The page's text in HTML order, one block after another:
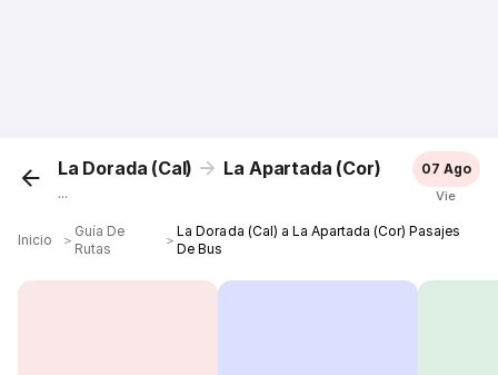
La Dorada (Cal) La Apartada (Cor)
...
07 Ago
Vie
Inicio ＞
Guía De
Rutas
＞
La Dorada (Cal) a La Apartada (Cor) Pasajes
De Bus